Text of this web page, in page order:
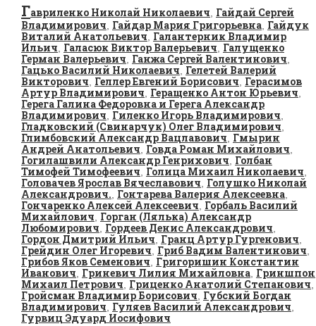
Гавриленко Николай Николаевич, Гайдай Сергей
Владимирович, Гайдар Мария Григорьевна, Гайдук
Виталий Анатольевич, Галантерник Владимир
Ильич, Галасюк Виктор Валерьевич, Галущенко
Герман Валерьевич, Ганжа Сергей Валентинович,
Гацько Василий Николаевич, Гелетей Валерий
Викторович, Геллер Евгений Борисович, Герасимов
Артур Владимирович, Геращенко Антон Юрьевич,
Герега Галина Федоровна и Герега Александр
Владимирович, Гиленко Игорь Владимирович,
Гладковский (Свинарчук) Олег Владимирович,
Глимбовский Александр Вацлавович, Гмырин
Андрей Анатольевич, Говда Роман Михайлович,
Гогилашвили Александр Генрихович, Голбан
Тимофей Тимофеевич, Голица Михаил Николаевич,
Головачев Ярослав Вячеславович, Голушко Николай
Александрович., Гонтарева Валерия Алексеевна,
Гончаренко Алексей Алексеевич, Горбаль Василий
Михайлович, Горган (Лялька) Александр
Любомирович, Гордеев Денис Александрович,
Гордон Дмитрий Ильич, Гранц Артур Гургенович,
Грейдин Олег Игоревич, Гриб Вадим Валентинович,
Грибов Яков Семенович, Григоришин Константин
Иванович, Гриневич Лилия Михайловна, Гриншпон
Михаил Петрович, Гриценко Анатолий Степанович,
Гройсман Владимир Борисович, Губский Богдан
Владимирович, Гуляев Василий Александрович,
Гурвиц Эдуард Иосифович